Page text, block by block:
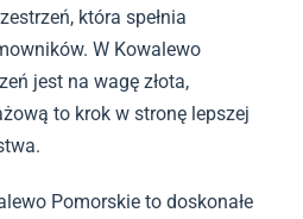
która spełnia
W Kowalewo
jest na wagę złota,
to krok w stronę lepszej
Pomorskie to doskonałe